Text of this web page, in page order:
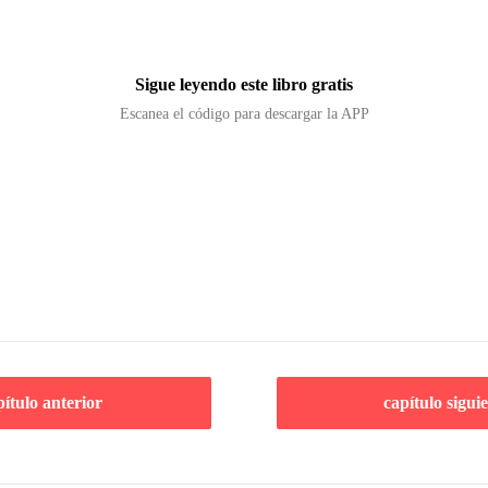
Sigue leyendo este libro gratis
Escanea el código para descargar la APP
anterior capítulo